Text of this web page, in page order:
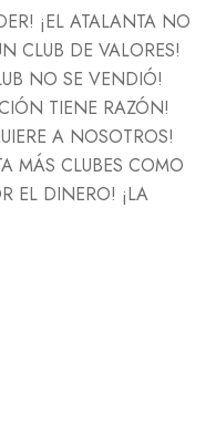
¡EL ATALANTA NO
CLUB DE VALORES!
NO SE VENDIÓ!
TIENE RAZÓN!
A NOSOTROS!
MÁS CLUBES COMO
EL DINERO! ¡LA